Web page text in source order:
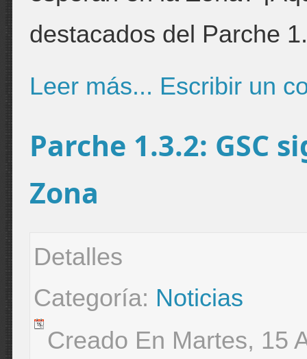
destacados del Parche
Leer más... Escribir un
Parche 1.3.2: GSC
Zona
Detalles
Categoría: Noticias
Creado En Martes, 15